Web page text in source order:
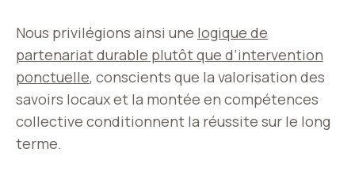
Nous privilégions ainsi une logique de
partenariat durable plutôt que d’intervention
ponctuelle, conscients que la valorisation des
savoirs locaux et la montée en compétences
collective conditionnent la réussite sur le long
terme.